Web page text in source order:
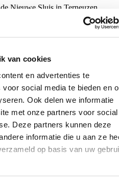
van cookies
en advertenties te
social media te bieden en
Ook delen we informatie
met onze partners voor social
Deze partners kunnen deze
informatie die u aan ze
op basis van uw
Nieuwe Sluis in Terneuzen
kunnen er op termijn
haven varen via het kanaal
zo blijkt uit vragen van Vlaams
(cd&v) aan bevoegd minister
dewebsitevan HLN. Het
komt er nog